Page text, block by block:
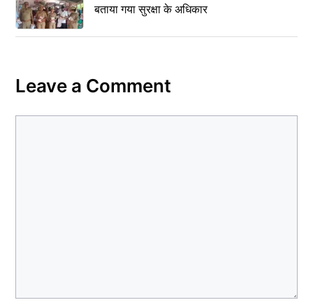
बताया गया सुरक्षा के अधिकार
Leave a Comment